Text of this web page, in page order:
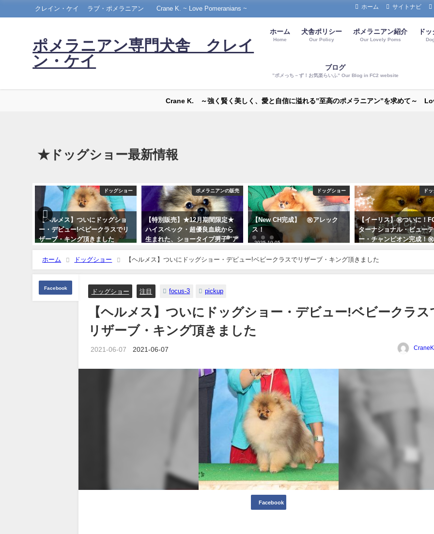
クレイン・ケイ ラブ・ポメラニアン Crane K. ~ Love Pomeranians ~ ホーム サイトナビ
ポメラニアン専門犬舎 クレイ
ン・ケイ
ホーム
Home
犬舎ポリシー
Our Policy
ポメラニアン紹介
Our Lovely Poms
ド
ブログ
”ポメっち－ず！お気楽らいふ” Our Blog in FC2 website
Crane K. ～強く賢く美しく、愛と自信に溢れる”至高のポメラニアン”を求めて～
★ドッグショー最新情報
ドッグショー
【ヘルメス】ついにドッグショ
ー・デビュー!ベビークラスでリ
ザーブ・キング頂きました
ポメラニアンの販売
【特別販売】★12月期間限定★
ハイスペック・超優良血統から
生まれた、ショータイプ男子 "ア
トラス"（TEMIS25-01）
2025-10-07
ドッグショー
【New CH完成】 ㊗アレック
ス！
2025-10-05
ド
【イーリス】㊗ついに！
ターナショナル・ビュー
ー・チャンピオン完成！㊗
ホーム ドッグショー 【ヘルメス】ついにドッグショー・デビュー!ベビークラスでリザーブ・キング頂きました
Facebook ドッグショー 注目 focus-3 pickup
【ヘルメス】ついにドッグショー・デビュー!ベビークラス
リザーブ・キング頂きました
2021-06-07 2021-06-07
Facebook